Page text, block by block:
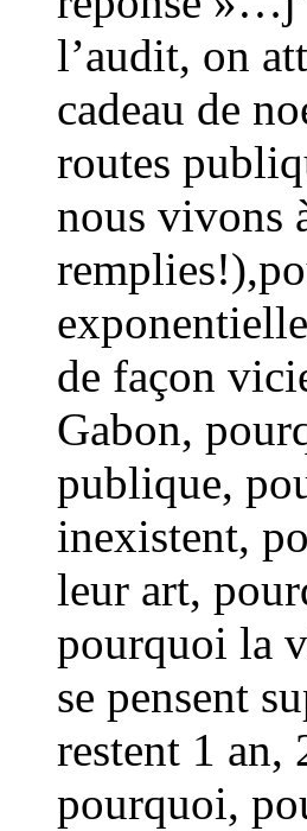
l’audit, on
cadeau de
routes
nous vivons
de façon
Gabon,
publique,
inexistent,
leur art,
pourquoi la
se pensent
restent 1 an,
pourquoi,